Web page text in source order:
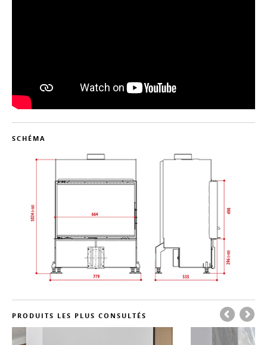
SCHÉMA
PRODUITS LES PLUS CONSULTÉS